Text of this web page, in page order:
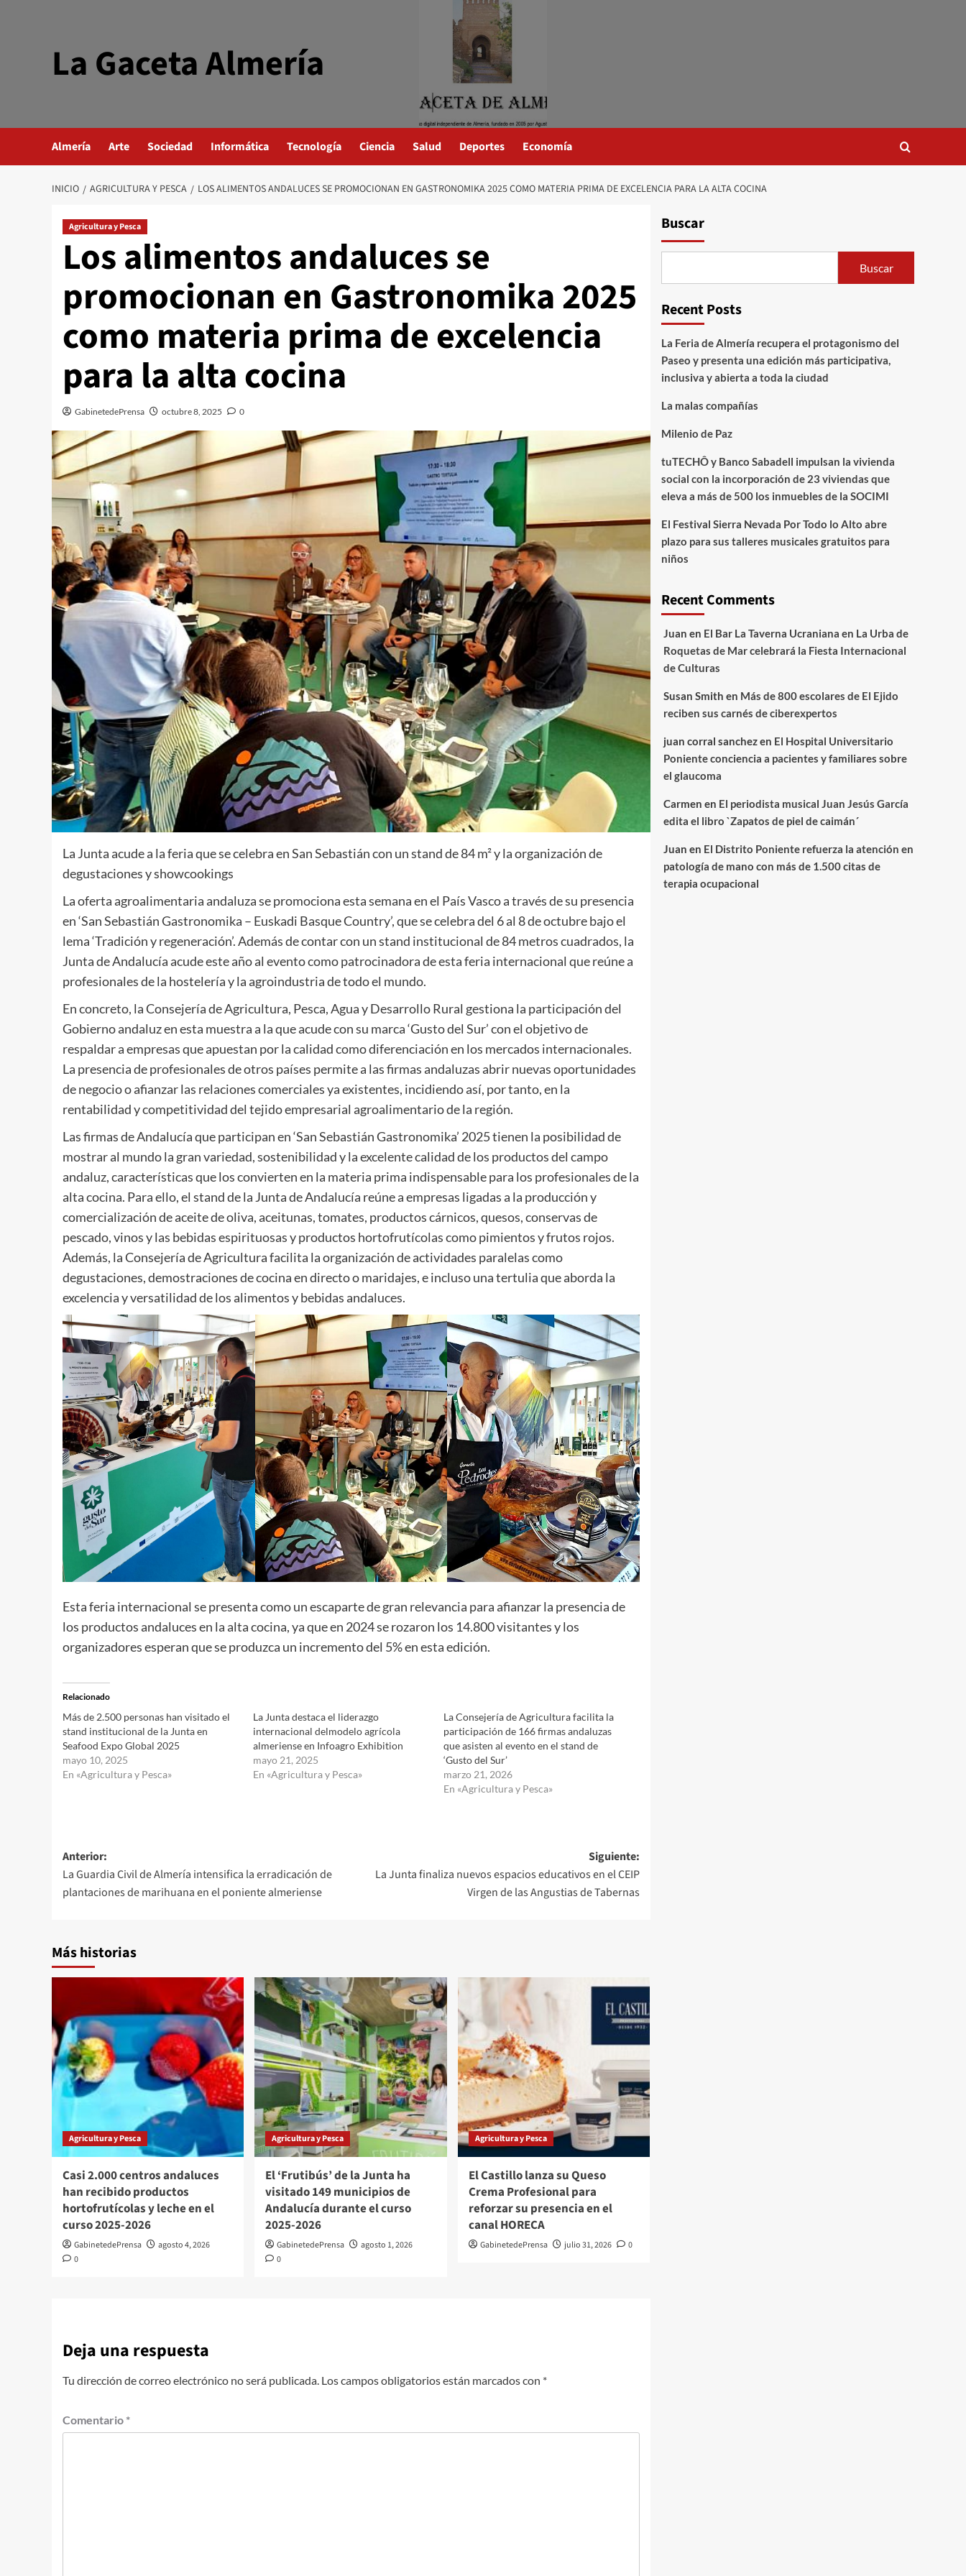
La Gaceta Almería
Almería Arte Sociedad Informática Tecnología Ciencia Salud Deportes Economía
INICIO AGRICULTURA Y PESCA LOS ALIMENTOS ANDALUCES SE PROMOCIONAN EN GASTRONOMIKA 2025 COMO MATERIA PRIMA DE EXCELENCIA PARA LA ALTA COCINA
Agricultura y Pesca
Los alimentos andaluces se
promocionan en Gastronomika 2025
como materia prima de excelencia
para la alta cocina
GabinetedePrensa octubre 8, 2025 0
La Junta acude a la feria que se celebra en San Sebastián con un stand de 84 m² y la organización de
degustaciones y showcookings
La oferta agroalimentaria andaluza se promociona esta semana en el País Vasco a través de su presencia
en ‘San Sebastián Gastronomika – Euskadi Basque Country’, que se celebra del 6 al 8 de octubre bajo el
lema ‘Tradición y regeneración’. Además de contar con un stand institucional de 84 metros cuadrados, la
Junta de Andalucía acude este año al evento como patrocinadora de esta feria internacional que reúne a
profesionales de la hostelería y la agroindustria de todo el mundo.
En concreto, la Consejería de Agricultura, Pesca, Agua y Desarrollo Rural gestiona la participación del
Gobierno andaluz en esta muestra a la que acude con su marca ‘Gusto del Sur’ con el objetivo de
respaldar a empresas que apuestan por la calidad como diferenciación en los mercados internacionales.
La presencia de profesionales de otros países permite a las firmas andaluzas abrir nuevas oportunidades
de negocio o afianzar las relaciones comerciales ya existentes, incidiendo así, por tanto, en la
rentabilidad y competitividad del tejido empresarial agroalimentario de la región.
Las firmas de Andalucía que participan en ‘San Sebastián Gastronomika’ 2025 tienen la posibilidad de
mostrar al mundo la gran variedad, sostenibilidad y la excelente calidad de los productos del campo
andaluz, características que los convierten en la materia prima indispensable para los profesionales de la
alta cocina. Para ello, el stand de la Junta de Andalucía reúne a empresas ligadas a la producción y
comercialización de aceite de oliva, aceitunas, tomates, productos cárnicos, quesos, conservas de
pescado, vinos y las bebidas espirituosas y productos hortofrutícolas como pimientos y frutos rojos.
Además, la Consejería de Agricultura facilita la organización de actividades paralelas como
degustaciones, demostraciones de cocina en directo o maridajes, e incluso una tertulia que aborda la
excelencia y versatilidad de los alimentos y bebidas andaluces.
Esta feria internacional se presenta como un escaparte de gran relevancia para afianzar la presencia de
los productos andaluces en la alta cocina, ya que en 2024 se rozaron los 14.800 visitantes y los
organizadores esperan que se produzca un incremento del 5% en esta edición.
Relacionado
Más de 2.500 personas han visitado el
stand institucional de la Junta en
Seafood Expo Global 2025
mayo 10, 2025
En «Agricultura y Pesca»
La Junta destaca el liderazgo
internacional delmodelo agrícola
almeriense en Infoagro Exhibition
mayo 21, 2025
En «Agricultura y Pesca»
La Consejería de Agricultura facilita la
participación de 166 firmas andaluzas
que asisten al evento en el stand de
‘Gusto del Sur’
marzo 21, 2026
En «Agricultura y Pesca»
Navegación
de
entradas
Anterior:
La Guardia Civil de Almería intensifica la erradicación de
plantaciones de marihuana en el poniente almeriense
Siguiente:
La Junta finaliza nuevos espacios educativos en el CEIP
Virgen de las Angustias de Tabernas
Más historias
Agricultura y Pesca
Casi 2.000 centros andaluces
han recibido productos
hortofrutícolas y leche en el
curso 2025-2026
GabinetedePrensa
agosto 4, 2026
0
Agricultura y Pesca
El ‘Frutibús’ de la Junta ha
visitado 149 municipios de
Andalucía durante el curso
2025-2026
GabinetedePrensa
agosto 1, 2026
0
Agricultura y Pesca
El Castillo lanza su Queso
Crema Profesional para
reforzar su presencia en el
canal HORECA
GabinetedePrensa julio 31, 2026 0
Deja una respuesta
Tu dirección de correo electrónico no será publicada. Los campos obligatorios están marcados con *
Comentario *
Buscar
Buscar
Recent Posts
La Feria de Almería recupera el protagonismo del
Paseo y presenta una edición más participativa,
inclusiva y abierta a toda la ciudad
La malas compañías
Milenio de Paz
tuTECHÔ y Banco Sabadell impulsan la vivienda
social con la incorporación de 23 viviendas que
eleva a más de 500 los inmuebles de la SOCIMI
El Festival Sierra Nevada Por Todo lo Alto abre
plazo para sus talleres musicales gratuitos para
niños
Recent Comments
Juan en El Bar La Taverna Ucraniana en La Urba de
Roquetas de Mar celebrará la Fiesta Internacional
de Culturas
Susan Smith en Más de 800 escolares de El Ejido
reciben sus carnés de ciberexpertos
juan corral sanchezen El Hospital Universitario
Poniente conciencia a pacientes y familiares sobre
el glaucoma
Carmen en El periodista musical Juan Jesús García
edita el libro `Zapatos de piel de caimán´
Juan en El Distrito Poniente refuerza la atención en
patología de mano con más de 1.500 citas de
terapia ocupacional